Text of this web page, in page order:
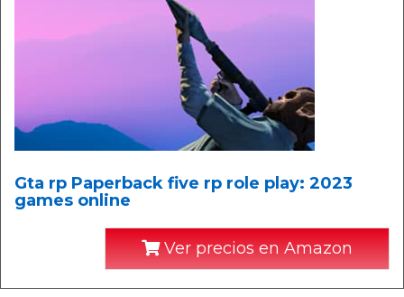
Gta rp Paperback five rp role play: 2023
games online
Ver precios en Amazon